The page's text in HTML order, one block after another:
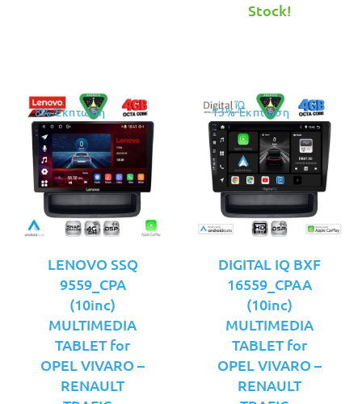
Stock!
8% Έκπτωση
LENOVO SSQ
9559_CPA
(10inc)
MULTIMEDIA
TABLET for
OPEL VIVARO –
RENAULT
13% Έκπτωση
DIGITAL IQ BXF
16559_CPAA
(10inc)
MULTIMEDIA
TABLET for
OPEL VIVARO –
RENAULT